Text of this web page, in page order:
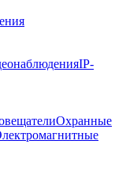
IP-
Охранные